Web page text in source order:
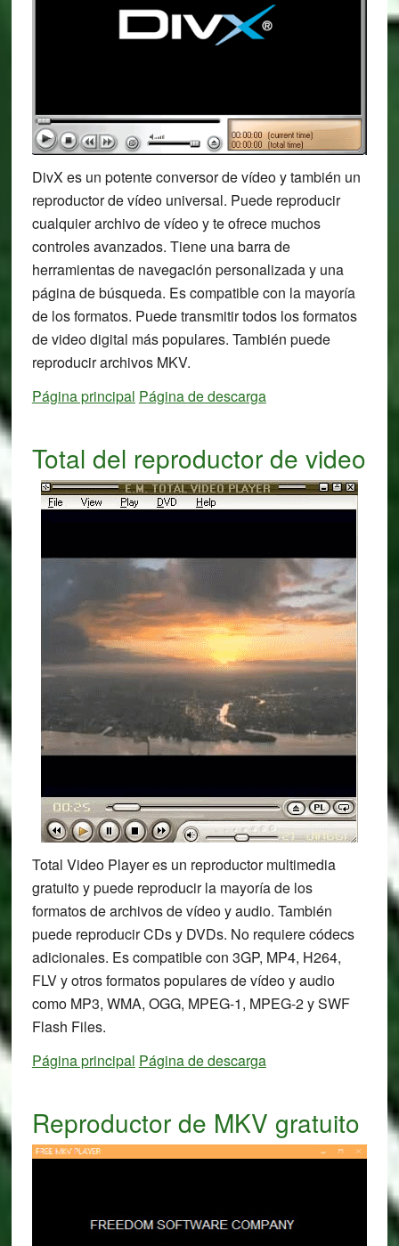
DivX es un potente conversor de vídeo y también un
reproductor de vídeo universal. Puede reproducir
cualquier archivo de vídeo y te ofrece muchos
controles avanzados. Tiene una barra de
herramientas de navegación personalizada y una
página de búsqueda. Es compatible con la mayoría
de los formatos. Puede transmitir todos los formatos
de video digital más populares. También puede
reproducir archivos MKV.
Página principal Página de descarga
Total del reproductor de video
Total Video Player es un reproductor multimedia
gratuito y puede reproducir la mayoría de los
formatos de archivos de vídeo y audio. También
puede reproducir CDs y DVDs. No requiere códecs
adicionales. Es compatible con 3GP, MP4, H264,
FLV y otros formatos populares de vídeo y audio
como MP3, WMA, OGG, MPEG-1, MPEG-2 y SWF
Flash Files.
Página principal Página de descarga
Reproductor de MKV gratuito